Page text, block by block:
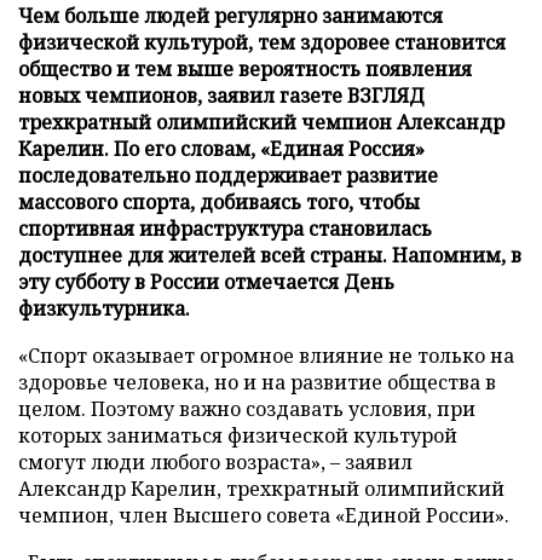
Чем больше людей регулярно занимаются
физической культурой, тем здоровее становится
общество и тем выше вероятность появления
новых чемпионов, заявил газете ВЗГЛЯД
трехкратный олимпийский чемпион Александр
Карелин. По его словам, «Единая Россия»
последовательно поддерживает развитие
массового спорта, добиваясь того, чтобы
спортивная инфраструктура становилась
доступнее для жителей всей страны. Напомним, в
эту субботу в России отмечается День
физкультурника.
«Спорт оказывает огромное влияние не только на
здоровье человека, но и на развитие общества в
целом. Поэтому важно создавать условия, при
которых заниматься физической культурой
смогут люди любого возраста», – заявил
Александр Карелин, трехкратный олимпийский
чемпион, член Высшего совета «Единой России».